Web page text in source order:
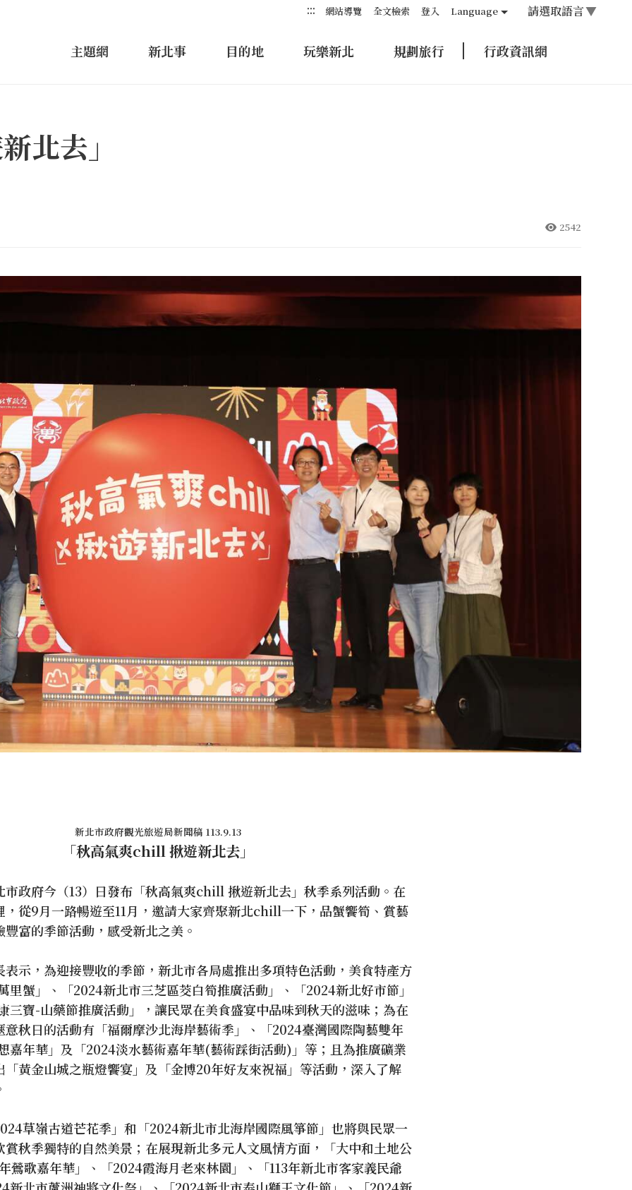
::: 網站導覽 全文檢索 登入 Language 請選取語言▼
主題網 新北事 目的地 玩樂新北 規劃旅行 行政資訊網
北去」
2542
新北市政府觀光旅遊局新聞稿 113.9.13
「秋高氣爽chill 揪遊新北去」
市政府今（13）日發布「秋高氣爽chill 揪遊新北去」秋季系列活動。在
，從9月一路暢遊至11月，邀請大家齊聚新北chill一下，品蟹饗筍、賞藝
富的季節活動，感受新北之美。
表示，為迎接豐收的季節，新北市各局處推出多項特色活動，美食特產方
里蟹」、「2024新北市三芝區茭白筍推廣活動」、「2024新北好市節」
三寶-山藥節推廣活動」，讓民眾在美食盛宴中品味到秋天的滋味；為在
意秋日的活動有「福爾摩沙北海岸藝術季」、「2024臺灣國際陶藝雙年
嘉年華」及「2024淡水藝術嘉年華(藝術踩街活動)」等；且為推廣礦業
「黃金山城之瓶燈饗宴」及「金博20年好友來祝福」等活動，深入了解
草嶺古道芒花季」和「2024新北市北海岸國際風箏節」也將與民眾一
賞秋季獨特的自然美景；在展現新北多元人文風情方面，「大中和土地公
鶯歌嘉年華」、「2024霞海月老來林園」、「113年新北市客家義民爺